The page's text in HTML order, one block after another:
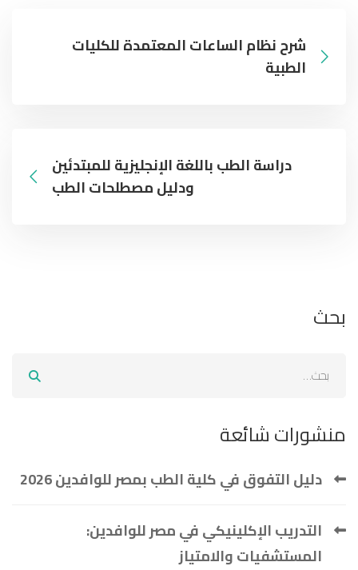
شرح نظام الساعات المعتمدة للكليات
الطبية
دراسة الطب باللغة الإنجليزية للمبتدئين
ودليل مصطلحات الطب
بحث
منشورات شائعة
دليل التفوق في كلية الطب بمصر للوافدين 2026
التدريب الإكلينيكي في مصر للوافدين:
المستشفيات والامتياز